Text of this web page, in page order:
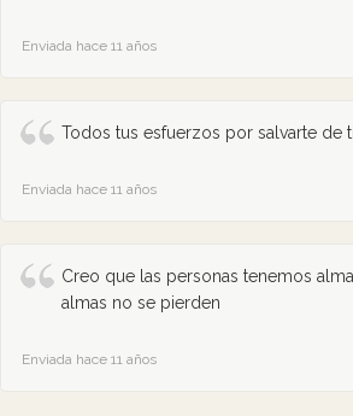
Enviada hace 11 años
Todos tus esfuerzos por salvarte de
Enviada hace 11 años
Creo que las personas tenemos
almas no se pierden
Enviada hace 11 años